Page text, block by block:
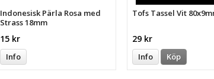
Indonesisk Pärla Rosa med
Strass 18mm
15 kr
Info
Tofs Tassel Vit
29 kr
Info Köp